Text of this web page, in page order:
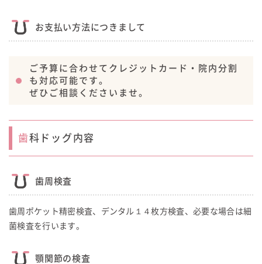
お支払い方法につきまして
ご予算に合わせてクレジットカード・院内分割
も対応可能です。
ぜひご相談くださいませ。
歯科ドッグ内容
歯周検査
歯周ポケット精密検査、デンタル１４枚方検査、必要な場合は細
菌検査を行います。
顎関節の検査